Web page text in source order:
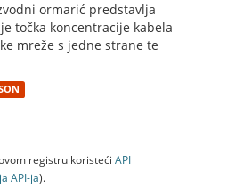
ormarić predstavlja
točka koncentracije kabela
mreže s jedne strane te
registru koristeći API
API-jа).